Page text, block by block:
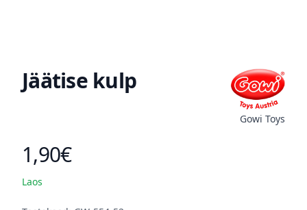
Jäätise kulp
Gowi Toys
Toote hind
1,90€
Laos